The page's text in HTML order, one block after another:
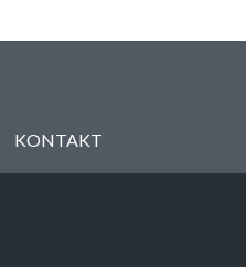
KONTAKT